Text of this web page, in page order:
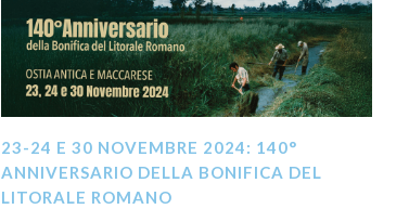
23-24 E 30 NOVEMBRE 2024: 140°
ANNIVERSARIO DELLA BONIFICA DEL
LITORALE ROMANO